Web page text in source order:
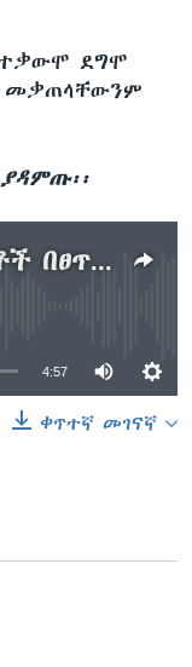
ደግሞ
መቃጠላቸውንም
በወልቂጤ ከተማ ሁለት ወጣቶች በፀጥታ ኃይሎች ተገደሉ
available
4:57
ቀጥተኛ መገናኛ